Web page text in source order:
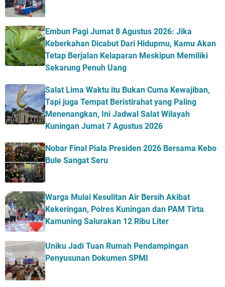
Embun Pagi Jumat 8 Agustus 2026: Jika
Keberkahan Dicabut Dari Hidupmu, Kamu Akan
Tetap Berjalan Kelaparan Meskipun Memiliki
Sekarung Penuh Uang
Salat Lima Waktu itu Bukan Cuma Kewajiban,
Tapi juga Tempat Beristirahat yang Paling
Menenangkan, Ini Jadwal Salat Wilayah
Kuningan Jumat 7 Agustus 2026
Nobar Final Piala Presiden 2026 Bersama Kebo
Bule Sangat Seru
Warga Mulai Kesulitan Air Bersih Akibat
Kekeringan, Polres Kuningan dan PAM Tirta
Kamuning Salurakan 12 Ribu Liter
Uniku Jadi Tuan Rumah Pendampingan
Penyusunan Dokumen SPMI